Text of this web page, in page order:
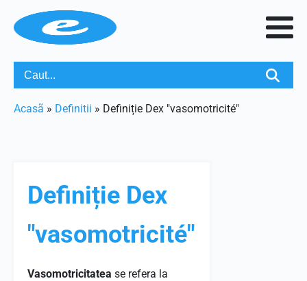
Acasã » Definitii » Definiție Dex "vasomotricité"
Definiție Dex
"vasomotricité"
Vasomotricitatea se refera la